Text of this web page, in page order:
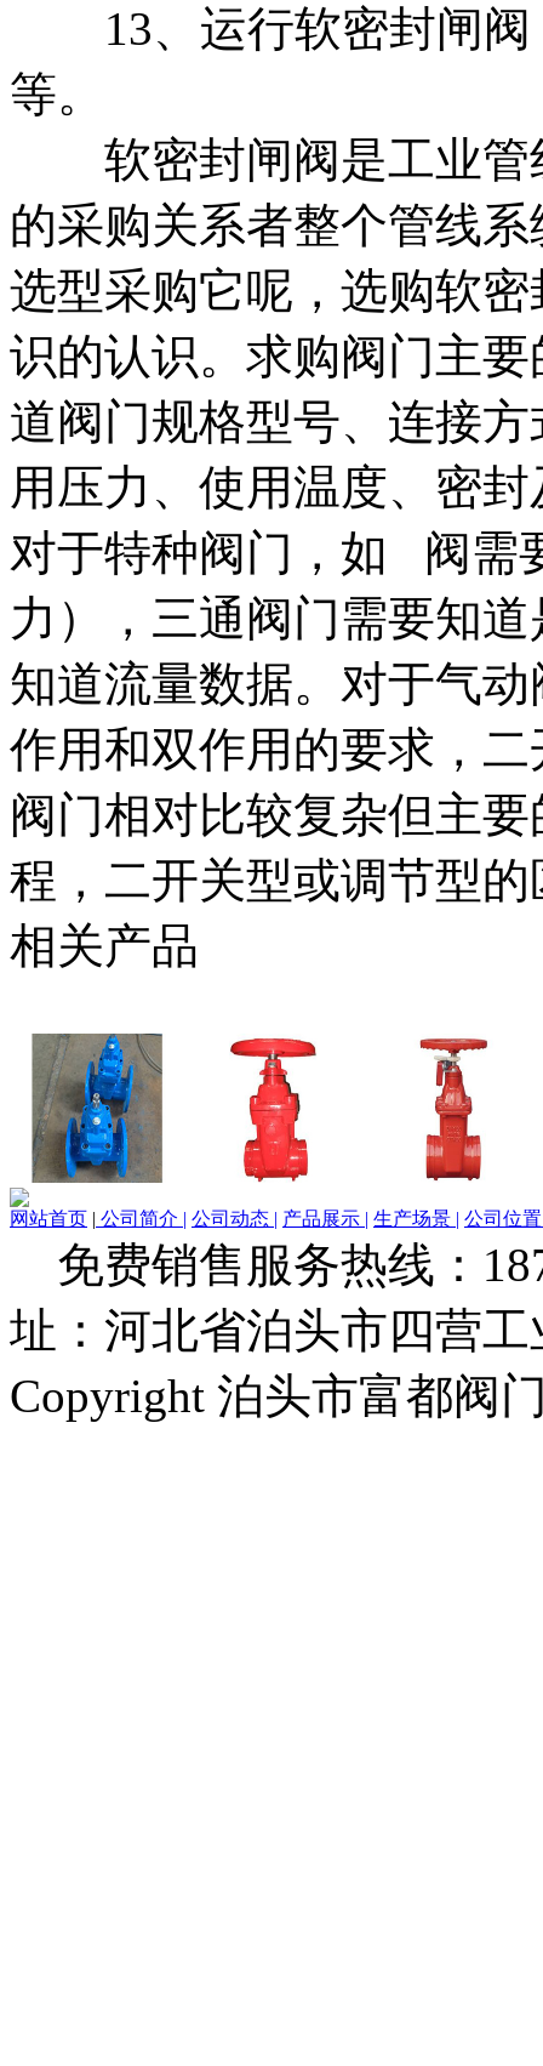
13、运行软密封闸阀
等。
软密封闸阀是工业管
的采购关系者整个管线
选型采购它呢，选购软
识的认识。求购阀门主
道阀门规格型号、连接
用压力、使用温度、密
对于特种阀门，如 阀需
力），三通阀门需要知
知道流量数据。对于气
作用和双作用的要求，
阀门相对比较复杂但主
程，二开关型或调节型的
相关产品
网站首页 | 公司简介 | 公司动态 | 产品展示 | 生产场景 | 公司位
免费销售服务热线：
址：河北省泊头市四营工
Copyright 泊头市富都阀